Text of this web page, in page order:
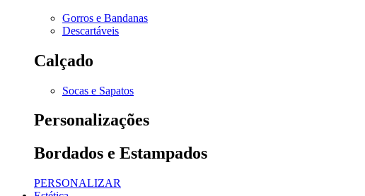
Gorros e Bandanas
Descartáveis
Calçado
Socas e Sapatos
Personalizações
Bordados e Estampados
PERSONALIZAR